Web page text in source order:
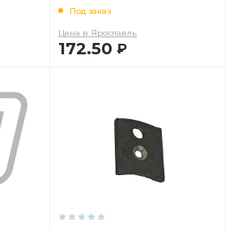
Под заказ
Цена в Ярославль
172.50 Р